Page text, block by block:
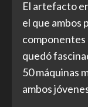
El artefacto
el que ambos
componentes
quedó
50 máquinas
ambos